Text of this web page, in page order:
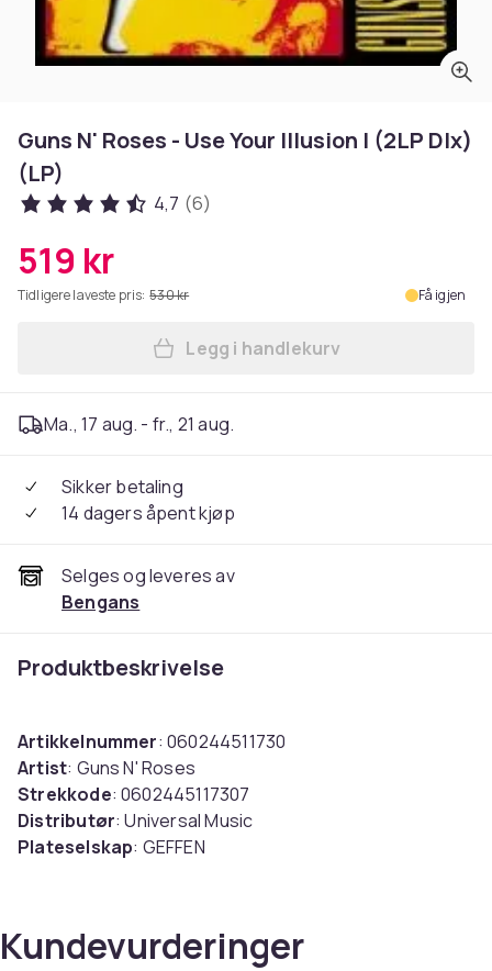
Guns N' Roses - Use Your Illusion I (2LP Dlx)
(LP)
4,7 (6)
519 kr
Tidligere laveste pris: 530 kr Få igjen
Legg Guns N' Roses - Use
Legg i handlekurv
Ma., 17 aug. - fr., 21 aug.
Sikker betaling
14 dagers åpent kjøp
Selges og leveres av
Bengans
Produktbeskrivelse
Artikkelnummer: 060244511730
Artist: Guns N' Roses
Strekkode: 0602445117307
Distributør: Universal Music
Plateselskap: GEFFEN
Kundevurderinger